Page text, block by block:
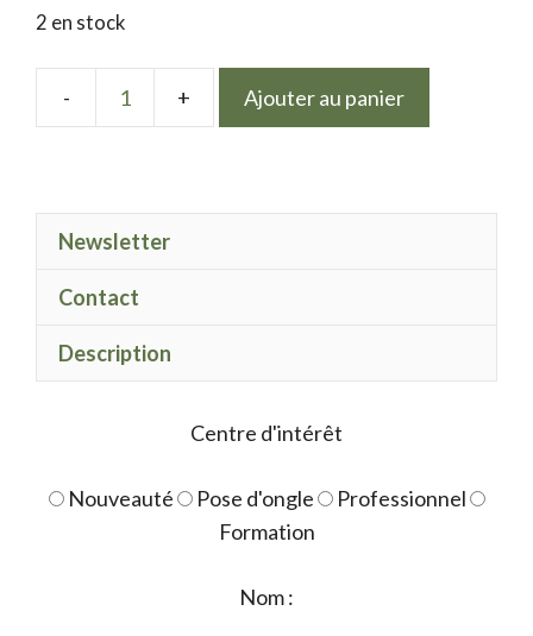
2 en stock
quantité
d13
Ajouter au panier
Newsletter
Contact
Description
Centre d'intérêt
Nouveauté Pose d'ongle
Professionnel
Formation
Nom :